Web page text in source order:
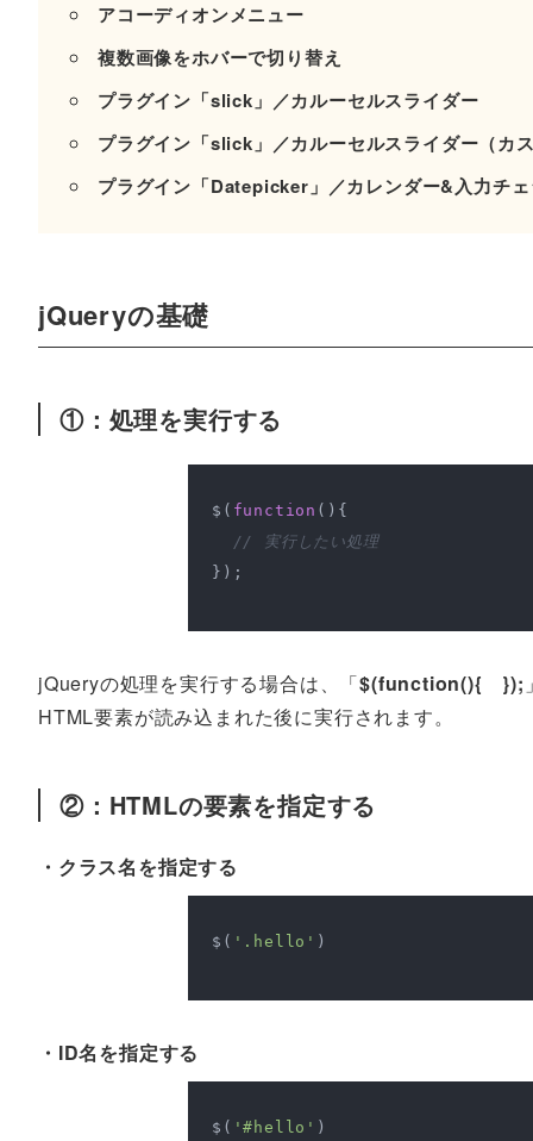
アコーディオンメニュー
複数画像をホバーで切り替え
プラグイン「slick」／カルーセルスライダー
プラグイン「slick」／カルーセルスライダー（カ
プラグイン「Datepicker」／カレンダー&入力チ
jQueryの基礎
①：処理を実行する
$( function ( ) {
// 実行したい処理
});
jQueryの処理を実行する場合は、「$(function(){ });
HTML要素が読み込まれた後に実行されます。
②：HTMLの要素を指定する
・クラス名を指定する
$( '.hello' )
・ID名を指定する
$( '#hello' )